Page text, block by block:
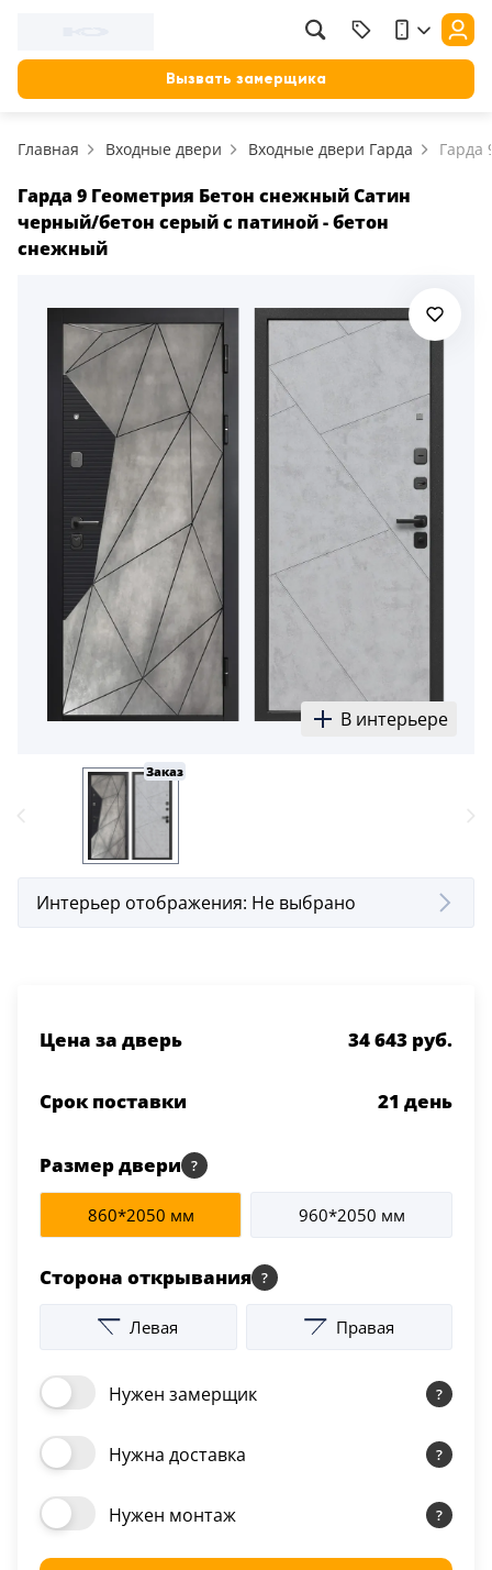
Вызвать замерщика
Главная Входные двери Входные двери Гарда Гарда
Гарда 9 Геометрия Бетон снежный Сатин
черный/бетон серый с патиной - бетон
снежный
В интерьере
Заказ
Интерьер отображения: Не выбрано
Цена за дверь 34 643 руб.
Срок поставки 21 день
Размер двери
860*2050 мм 960*2050 мм
Сторона открывания
Левая Правая
Нужен замерщик
Нужна доставка
Нужен монтаж